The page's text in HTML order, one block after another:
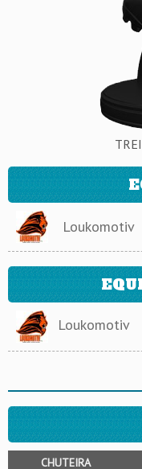
Loukomotiv
Loukomotiv
CHUTEIRA